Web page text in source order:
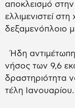
αποκλεισμό
ελλιμενιστεί
δεξαμενόπλοιο
Ήδη
νήσος των 9,6
δραστηριότητα
τέλη Ιανουαρίου.